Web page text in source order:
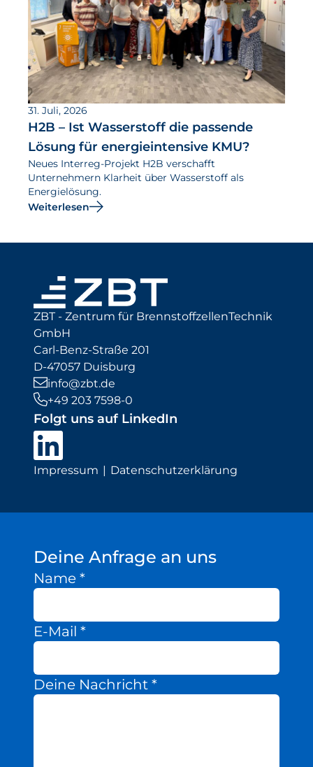
31. Juli, 2026
H2B – Ist Wasserstoff die passende
Lösung für energieintensive KMU?
Neues Interreg-Projekt H2B verschafft
Unternehmern Klarheit über Wasserstoff als
Energielösung.
Weiterlesen
ZBT - Zentrum für BrennstoffzellenTechnik
GmbH
Carl-Benz-Straße 201
D-47057 Duisburg
info@zbt.de
+49 203 7598-0
Folgt uns auf LinkedIn
Impressum Datenschutzerklärung
Deine Anfrage an uns
Name *
E-Mail *
Deine Nachricht *